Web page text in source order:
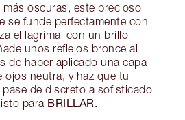
más oscuras, este precioso
se funde perfectamente con
el lagrimal con un brillo
unos reflejos bronce al
de haber aplicado una capa
ojos neutra, y haz que tu
pase de discreto a sofisticado
para BRILLAR.